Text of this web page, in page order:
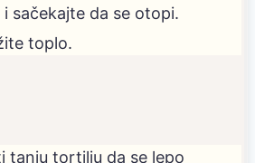
sačekajte da se otopi.
toplo.
tanju tortilju da se lepo